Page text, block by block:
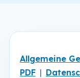
Allgemeine
PDF |